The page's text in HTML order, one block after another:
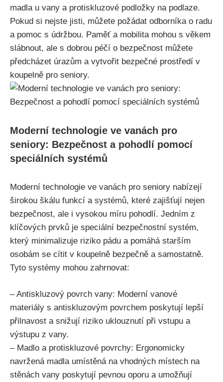
madla u vany a protiskluzové podložky na podlaze.
Pokud si nejste jisti, můžete požádat odborníka o radu
a pomoc s údržbou. Paměť a mobilita mohou s věkem
slábnout, ale s dobrou péčí o bezpečnost můžete
předcházet úrazům a vytvořit bezpečné prostředí v
koupelně pro seniory.
Moderní technologie ve vanách pro
seniory: Bezpečnost a pohodlí pomocí
speciálních systémů
Moderní technologie ve vanách pro seniory nabízejí
širokou škálu funkcí a systémů, které zajišťují nejen
bezpečnost, ale i vysokou míru pohodlí. Jedním z
klíčových prvků je speciální bezpečnostní systém,
který minimalizuje riziko pádu a pomáhá starším
osobám se cítit v koupelně bezpečně a samostatně.
Tyto systémy mohou zahrnovat:
– Antiskluzový povrch vany: Moderní vanové
materiály s antiskluzovým povrchem poskytují lepší
přilnavost a snižují riziko uklouznutí při vstupu a
výstupu z vany.
– Madlo a protiskluzové povrchy: Ergonomicky
navržená madla umístěná na vhodných místech na
stěnách vany poskytují pevnou oporu a umožňují